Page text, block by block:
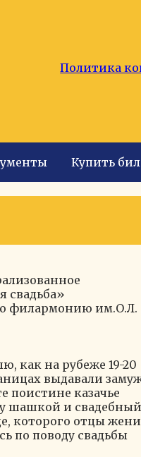
Политика
Купить
свадьба»
филармонию им.О.Л.
как на рубеже 19-20
выдавали
поистине казачье
шашкой и свадебный
которого отцы
по поводу свадьбы